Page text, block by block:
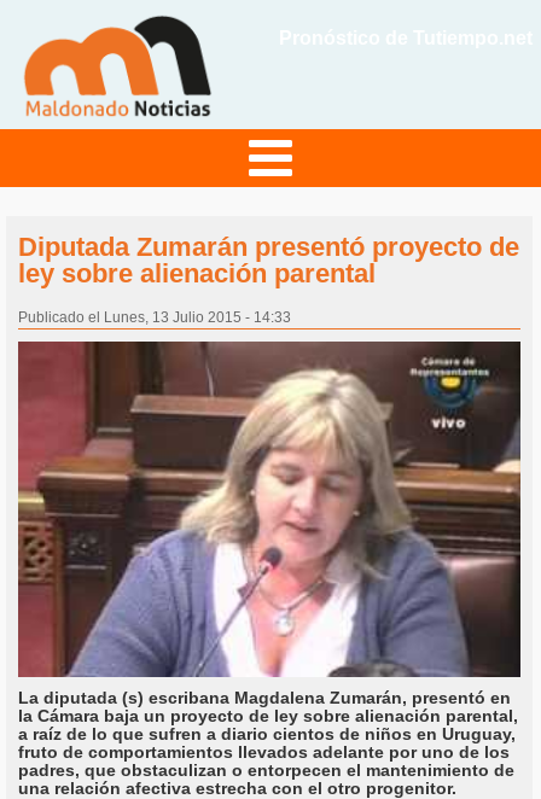
Diputada Zumarán presentó proyecto de
ley sobre alienación parental
Publicado el Lunes, 13 Julio 2015 - 14:33
La diputada (s) escribana Magdalena Zumarán, presentó en
la Cámara baja un proyecto de ley sobre alienación parental,
a raíz de lo que sufren a diario cientos de niños en Uruguay,
fruto de comportamientos llevados adelante por uno de los
padres, que obstaculizan o entorpecen el mantenimiento de
una relación afectiva estrecha con el otro progenitor.